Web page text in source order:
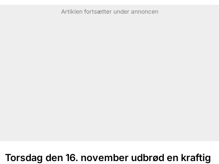
Artiklen fortsætter under annoncen
Torsdag den 16. november udbrød en kraftig